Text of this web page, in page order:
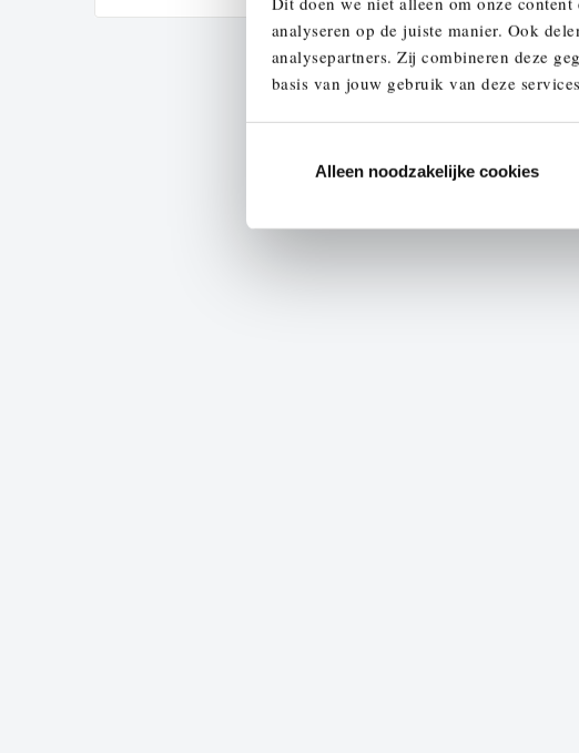
analyseren op de juiste manier. Ook
analysepartners. Zij combineren deze
basis van jouw gebruik van deze
Alleen noodzakelijke cookies